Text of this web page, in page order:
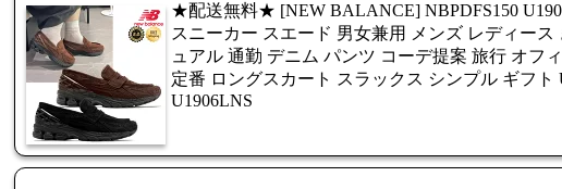
★配送無料★ [NEW BALANCE] NBPDFS150
スニーカー スエード 男女兼用 メンズ レディース
ュアル 通勤 デニム パンツ コーデ提案 旅行 オフ
定番 ロングスカート スラックス シンプル ギフト
U1906LNS